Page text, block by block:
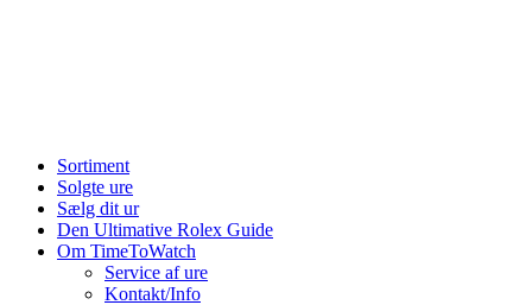
Sortiment
Solgte ure
Sælg dit ur
Den Ultimative Rolex Guide
Om TimeToWatch
Service af ure
Kontakt/Info